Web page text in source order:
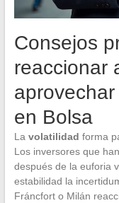
Consejos
reaccionar
en Bolsa
La volatilidad forma
Los inversores que
después de la euforia
estabilidad la
Fráncfort o Milán